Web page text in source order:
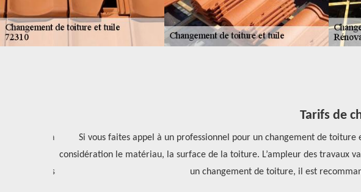
Tarifs de
Si vous faites appel à un professionnel pour un changement de
considération le matériau, la surface de la toiture. L’ampleur des travaux
un changement de toiture, il est